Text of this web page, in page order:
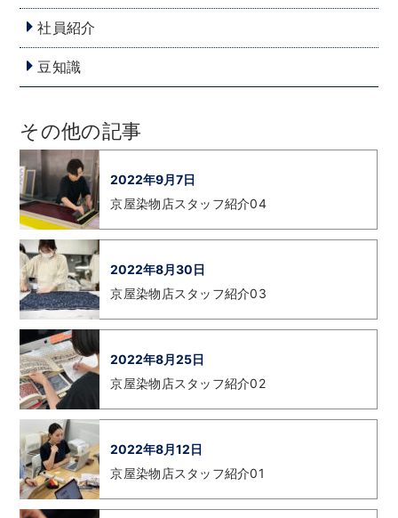
社員紹介
豆知識
その他の記事
2022年9月7日
京屋染物店スタッフ紹介04
2022年8月30日
京屋染物店スタッフ紹介03
2022年8月25日
京屋染物店スタッフ紹介02
2022年8月12日
京屋染物店スタッフ紹介01